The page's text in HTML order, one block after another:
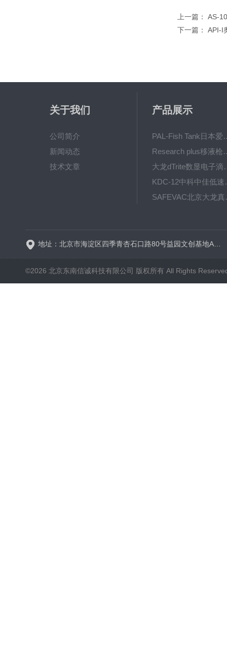
上一篇： AS-
下一篇： API-I
关于我们
公司简介
新闻动态
技术文章
产品展示
PAL-Fish Tank
Research plus
大龙dTrite
KDC-
©2026 北京东南信诚科技有限公司 版权所有 All Rights